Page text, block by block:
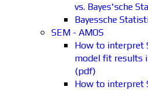
vs. Bayes'sche
Bayessche
SEM - AMOS
How to interpret
model fit results
(pdf)
How to interpret